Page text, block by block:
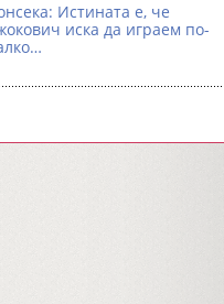
Истината е, че
иска да играем по-